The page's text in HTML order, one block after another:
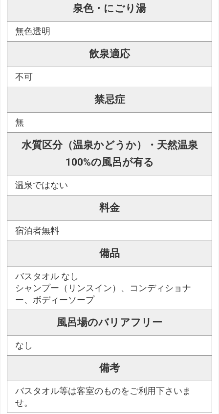
泉色・にごり湯
無色透明
飲泉適応
不可
禁忌症
無
水質区分（温泉かどうか）・天然温泉
100%の風呂が有る
温泉ではない
料金
宿泊者無料
備品
バスタオル なし
シャンプー（リンスイン）、コンディショナ
ー、ボディーソープ
風呂場のバリアフリー
なし
備考
バスタオル等は客室のものをご利用下さいま
せ。